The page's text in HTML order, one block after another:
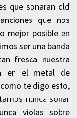
que sonaran old
que nos
mejor posible en
ser una banda
fresca nuestra
en el metal de
como te digo esto,
nunca sonar
violas sobre